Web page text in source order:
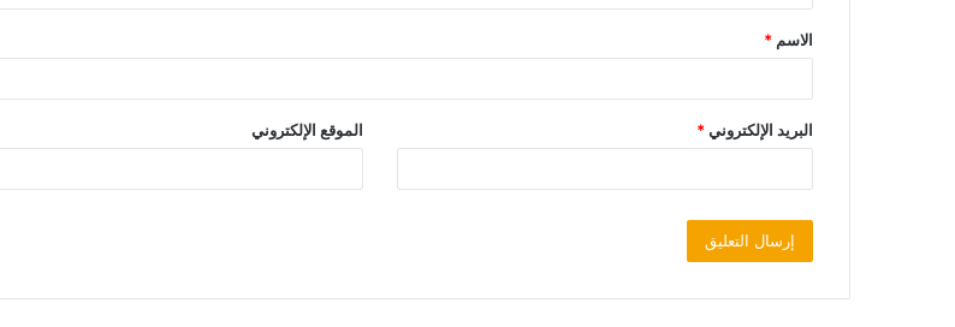
الاسم *
البريد الإلكتروني* الموقع الإلكتروني